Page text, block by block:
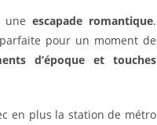
uneescapade romantique.
pour un moment de
d’époque et touches
en plus la station de métro